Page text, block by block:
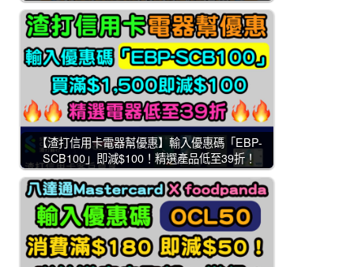
【渣打信用卡電器幫優惠】輸入優惠碼「EBP-
SCB100」即減$100！精選產品低至39折！